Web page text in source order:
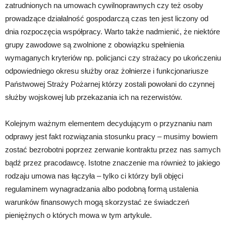
zatrudnionych na umowach cywilnoprawnych czy też osoby
prowadzące działalność gospodarczą czas ten jest liczony od
dnia rozpoczęcia współpracy. Warto także nadmienić, że niektóre
grupy zawodowe są zwolnione z obowiązku spełnienia
wymaganych kryteriów np. policjanci czy strażacy po ukończeniu
odpowiedniego okresu służby oraz żołnierze i funkcjonariusze
Państwowej Straży Pożarnej którzy zostali powołani do czynnej
służby wojskowej lub przekazania ich na rezerwistów.
Kolejnym ważnym elementem decydującym o przyznaniu nam
odprawy jest fakt rozwiązania stosunku pracy – musimy bowiem
zostać bezrobotni poprzez zerwanie kontraktu przez nas samych
bądź przez pracodawcę. Istotne znaczenie ma również to jakiego
rodzaju umowa nas łączyła – tylko ci którzy byli objęci
regulaminem wynagradzania albo podobną formą ustalenia
warunków finansowych mogą skorzystać ze świadczeń
pieniężnych o których mowa w tym artykule.